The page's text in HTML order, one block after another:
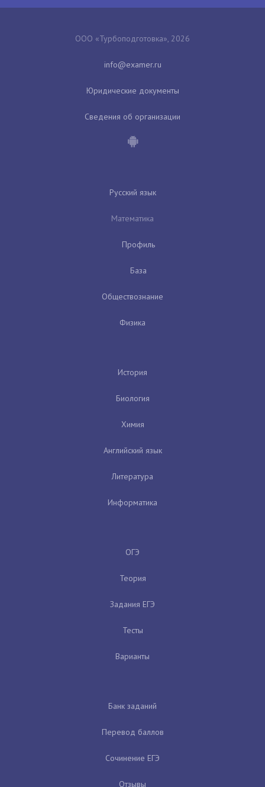
ООО «Турбоподготовка», 2026
Юридические документы
Сведения об организации
Русский язык
Математика
Профиль
База
Обществознание
Физика
История
Биология
Химия
Английский язык
Литература
Информатика
ОГЭ
Теория
Задания ЕГЭ
Тесты
Варианты
Банк заданий
Перевод баллов
Сочинение ЕГЭ
Отзывы